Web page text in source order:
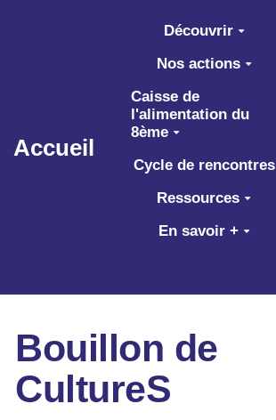
Aller au contenu principal
Accueil
Découvrir
Nos actions
Caisse de
l'alimentation du
8ème
Cycle de rencontres
Ressources
En savoir +
Bouillon de
CultureS